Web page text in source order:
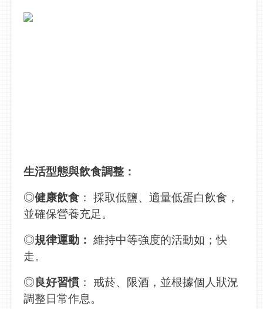
生活型態與飲食調整：
◎健康飲食 ： 採取低鹽、適量低蛋白飲食，
並確保營養充足。
◎規律運動： 維持中等強度的活動如；快
走。
◎良好習慣 ： 戒菸、限酒，並根據個人狀況
調整日常作息。